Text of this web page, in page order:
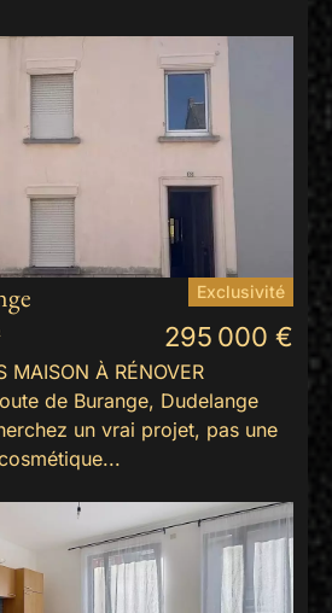
Exclusivité
295 000 €
MAISON À RÉNOVER
de Burange, Dudelange
un vrai projet, pas une